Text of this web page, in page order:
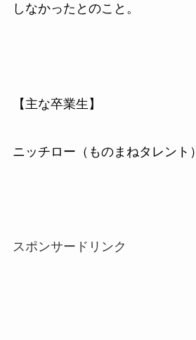
しなかったとのこと。
【主な卒業生】
ニッチロー（ものまねタレント）
スポンサードリンク